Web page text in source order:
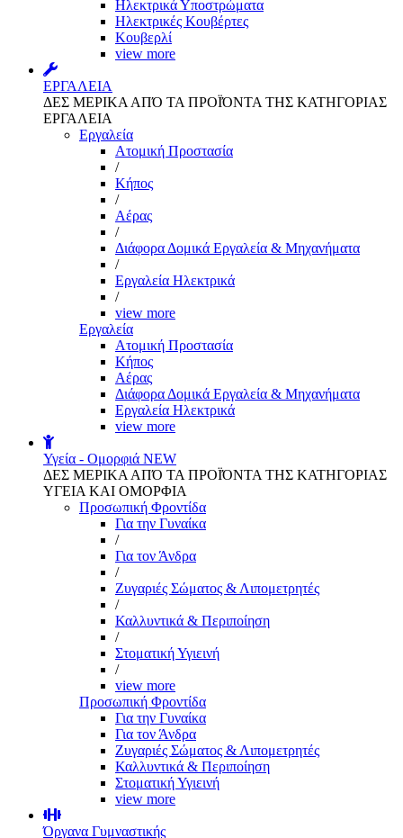
Ηλεκτρικά Υποστρώματα
Ηλεκτρικές Κουβέρτες
Κουβερλί
view more
ΕΡΓΑΛΕΙΑ
ΔΕΣ ΜΕΡΙΚΑ ΑΠΌ ΤΑ ΠΡΟΪΌΝΤΑ ΤΗΣ ΚΑΤΗΓΟΡΙΑΣ
ΕΡΓΑΛΕΙΑ
Εργαλεία
Aτομική Προστασία
/
Kήπος
/
Αέρας
/
Διάφορα Δομικά Εργαλεία & Μηχανήματα
/
Εργαλεία Ηλεκτρικά
/
view more
Εργαλεία
Aτομική Προστασία
Kήπος
Αέρας
Διάφορα Δομικά Εργαλεία & Μηχανήματα
Εργαλεία Ηλεκτρικά
view more
Υγεία - Ομορφιά NEW
ΔΕΣ ΜΕΡΙΚΑ ΑΠΌ ΤΑ ΠΡΟΪΌΝΤΑ ΤΗΣ ΚΑΤΗΓΟΡΙΑΣ
ΥΓΕΙΑ ΚΑΙ ΟΜΟΡΦΙΑ
Προσωπική Φροντίδα
Για την Γυναίκα
/
Για τον Άνδρα
/
Ζυγαριές Σώματος & Λιπομετρητές
/
Καλλυντικά & Περιποίηση
/
Στοματική Υγιεινή
/
view more
Προσωπική Φροντίδα
Για την Γυναίκα
Για τον Άνδρα
Ζυγαριές Σώματος & Λιπομετρητές
Καλλυντικά & Περιποίηση
Στοματική Υγιεινή
view more
Όργανα Γυμναστικής